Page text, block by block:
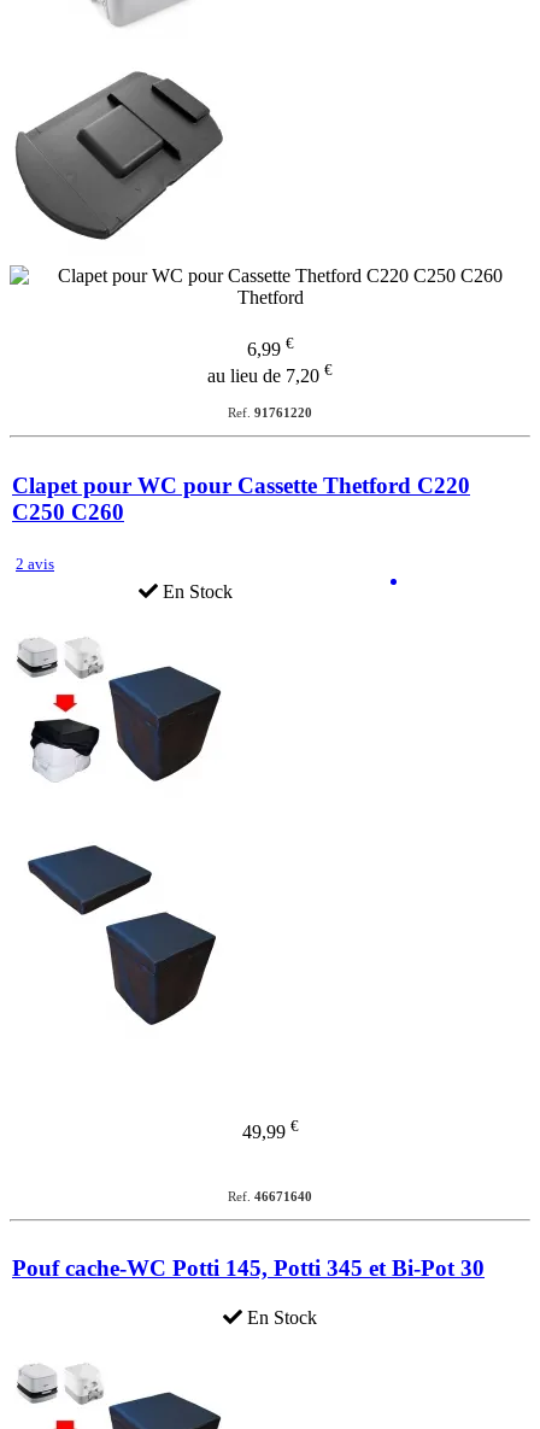
6,99 €
au lieu de 7,20 €
Ref. 91761220
Clapet pour WC pour Cassette Thetford C220
C250 C260
2 avis
En Stock
49,99 €
Ref. 46671640
Pouf cache-WC Potti 145, Potti 345 et Bi-Pot 30
En Stock